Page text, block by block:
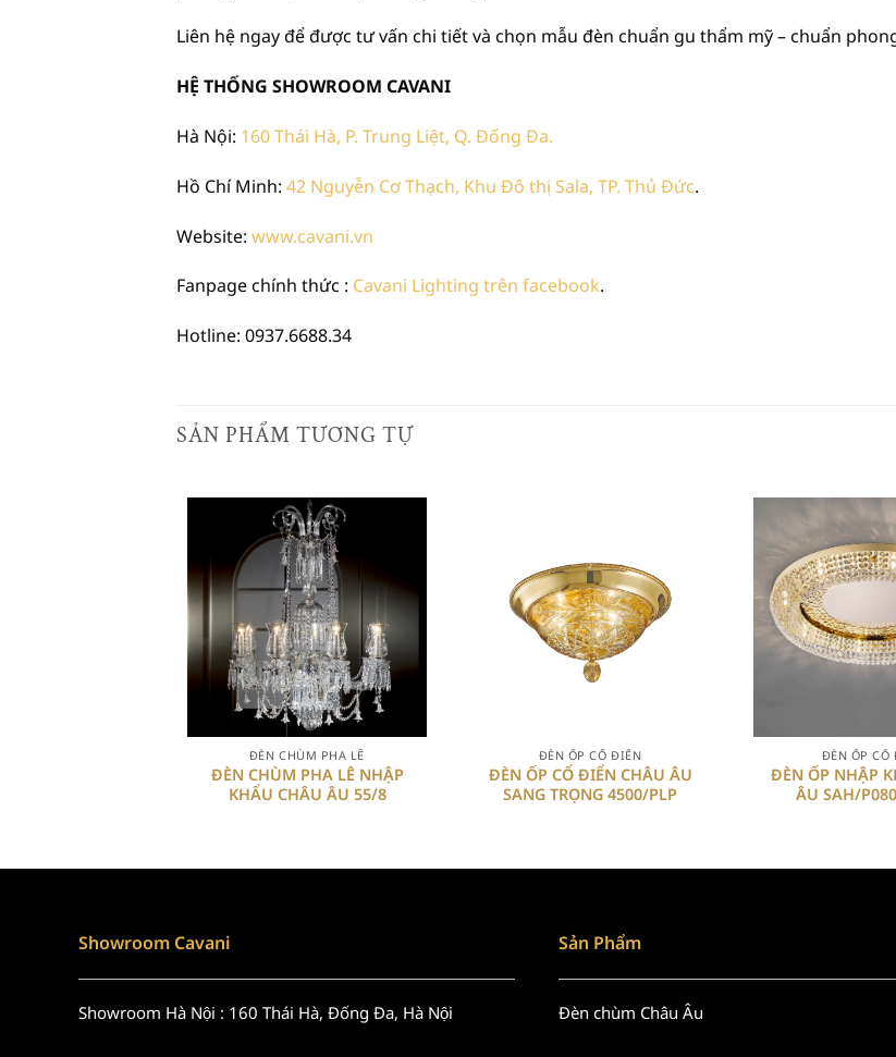
Liên hệ ngay để được tư vấn chi tiết và chọn mẫu đèn chuẩn gu thẩm mỹ – chuẩn
HỆ THỐNG SHOWROOM CAVANI
Hà Nội: 160 Thái Hà, P. Trung Liệt, Q. Đống Đa.
Hồ Chí Minh: 42 Nguyễn Cơ Thạch, Khu Đô thị Sala, TP. Thủ Đức.
Website: www.cavani.vn
Fanpage chính thức : Cavani Lighting trên facebook.
Hotline: 0937.6688.34
SẢN PHẨM TƯƠNG TỰ
ĐÈN CHÙM PHA LÊ
ĐÈN CHÙM PHA LÊ NHẬP
KHẨU CHÂU ÂU 55/8
ĐÈN ỐP CỔ ĐIỂN
ĐÈN ỐP CỔ ĐIỂN CHÂU ÂU
SANG TRỌNG 4500/PLP
ĐÈN ỐP CỔ
ĐÈN ỐP NHẬP
ÂU SAH/
Showroom Cavani
Showroom Hà Nội : 160 Thái Hà, Đống Đa, Hà Nội
Sản Phẩm
Đèn chùm Châu Âu